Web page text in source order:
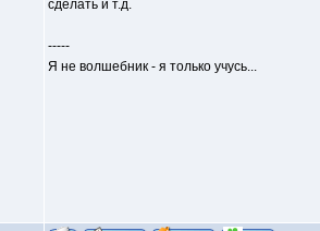
сделать и т.д.
-----
Я не волшебник - я только учусь...